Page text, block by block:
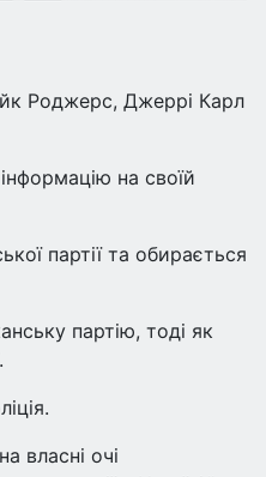
Роджерс, Джеррі Карл
на своїй
партії та обирається
партію, тоді як
власні очі